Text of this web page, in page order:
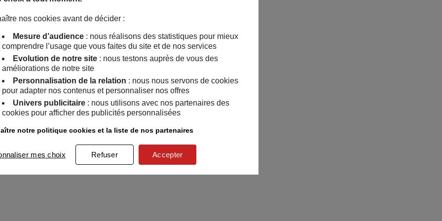
nos cookies avant de décider :
Mesure d’audience : nous réalisons des statistiques pour mieux
comprendre l’usage que vous faites du site et de nos services
Evolution de notre site : nous testons auprès de vous des
améliorations de notre site
Personnalisation de la relation : nous nous servons de cookies
pour adapter nos contenus et personnaliser nos offres
Univers publicitaire : nous utilisons avec nos partenaires des
cookies pour afficher des publicités personnalisées
notre politique cookies et la liste de nos partenaires
mes choix Refuser Accepter